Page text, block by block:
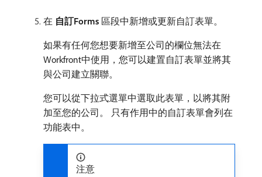
在​ 自訂Forms ​區段中新增或更新自訂表單。
如果有任何您想要新增至公司的欄位無法在
Workfront中使用，您可以建置自訂表單並將其
與公司建立關聯。
您可以從下拉式選單中選取此表單，以將其附
加至您的公司。 只有作用中的自訂表單會列在
功能表中。
注意